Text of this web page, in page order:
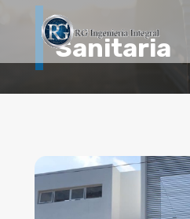
Sanitaria